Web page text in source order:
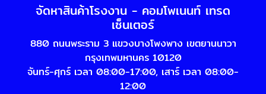
จัดหาสินค้าโรงงาน - คอมโพเนนท์ เทรด
เซ็นเตอร์
880 ถนนพระราม 3 แขวงบางโพงพาง เขตยานนาวา
กรุงเทพมหานคร 10120
จันทร์-ศุกร์ เวลา 08:00-17:00, เสาร์ เวลา 08:00-
12:00